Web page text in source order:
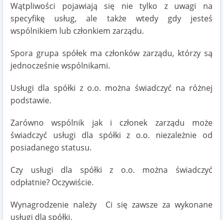
Wątpliwości pojawiają się nie tylko z uwagi na
specyfikę usług, ale także wtedy gdy jesteś
wspólnikiem lub członkiem zarządu.
Spora grupa spółek ma członków zarządu, którzy są
jednocześnie wspólnikami.
Usługi dla spółki z o.o. można świadczyć na różnej
podstawie.
Zarówno wspólnik jak i członek zarządu może
świadczyć usługi dla spółki z o.o. niezależnie od
posiadanego statusu.
Czy usługi dla spółki z o.o. można świadczyć
odpłatnie? Oczywiście.
Wynagrodzenie należy Ci się zawsze za wykonane
usługi dla spółki.